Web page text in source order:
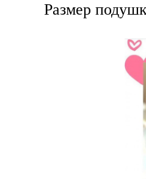
Размер